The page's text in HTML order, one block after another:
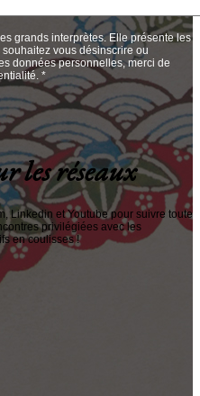
grands interprètes. Elle présente les
vous désinscrire ou
données personnelles, merci de
*
les réseaux
Linkedin et Youtube pour suivre toute
privilégiées avec les
en coulisses !